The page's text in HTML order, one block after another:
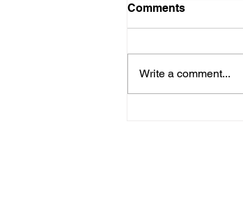
Comments
Write a comment...